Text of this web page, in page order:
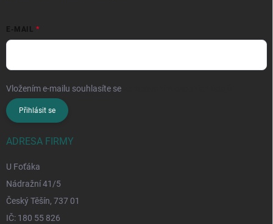
E-MAIL
Vložením e-mailu souhlasíte se
Přihlásit se
ADRESA FIRMY
U Foťáka
Nádražní 41/5
Český Těšín, 737 01
IČ: 180 55 826